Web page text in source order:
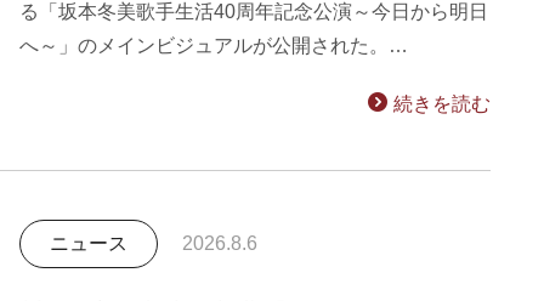
る「坂本冬美歌手生活40周年記念公演～今日から明日
へ～」のメインビジュアルが公開された。…
続きを読む
ニュース 2026.8.6